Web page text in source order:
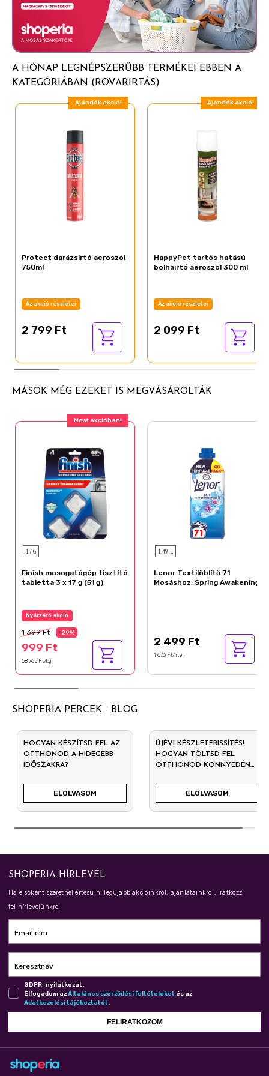
gyermekek és háziállatok ne férhessenek hozzá.
A HÓNAP LEGNÉPSZERŰBB TERMÉKEI EBBEN A
KATEGÓRIÁBAN (ROVARIRTÁS)
Ajándék akció!
Protect darázsirtó aeroszol
750ml
Az akció részletei
2 799 Ft
Ajándék akció!
HappyPet tartós hatású
bolhairtó aeroszol 300 ml
Az akció részletei
2 099 Ft
MÁSOK MÉG EZEKET IS MEGVÁSÁROLTÁK
Most akcióban!
17 G
Finish mosogatógép tisztító
tabletta 3 x 17 g (51 g)
Nyárzáró akció
1 399 Ft -29%
999 Ft
58 765 Ft/kg
1,49 L
Lenor Textilöblítő 71
Mosáshoz, Spring Awakening
2 499 Ft
1 676 Ft/liter
SHOPERIA PERCEK - BLOG
HOGYAN KÉSZÍTSD FEL AZ
OTTHONOD A HIDEGEBB
IDŐSZAKRA?
ELOLVASOM
ÚJÉVI KÉSZLETFRISSÍTÉS!
HOGYAN TÖLTSD FEL
OTTHONOD KÖNNYEDÉN
ELOLVASOM
SHOPERIA HÍRLEVÉL
Ha elsőként szeretnél értesülni legújabb akcióinkról, ajánlatainkról, iratkozz
fel hírlevelünkre!
Email cím
Keresztnév
GDPR-nyilatkozat.
Elfogadom azÁl­ta­lá­nos szer­ző­dé­si fel­té­te­le­ket és az
Adat­ke­ze­lé­si tá­jé­koz­ta­tót.
FELIRATKOZOM